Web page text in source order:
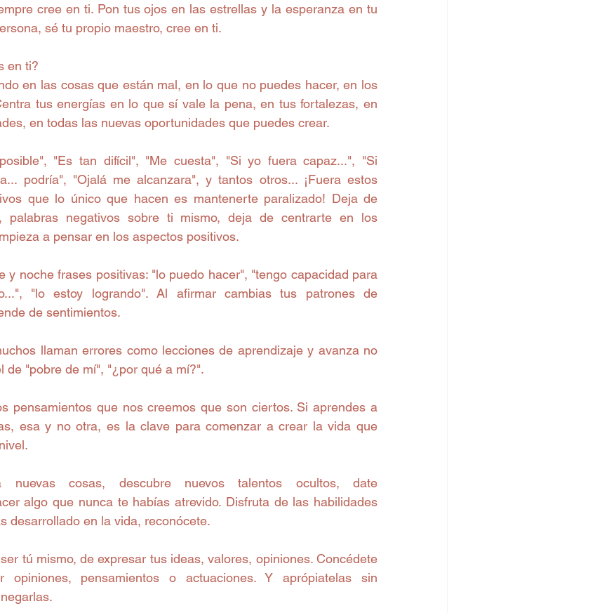
cree en ti. Pon tus ojos en las estrellas y la esperanza en tu
sé tu propio maestro, cree en ti.
en ti?
en las cosas que están mal, en lo que no puedes hacer, en los
tus energías en lo que sí vale la pena, en tus fortalezas, en
en todas las nuevas oportunidades que puedes crear.
"Es tan difícil", "Me cuesta", "Si yo fuera capaz...", "Si
podría", "Ojalá me alcanzara", y tantos otros... ¡Fuera estos
que lo único que hacen es mantenerte paralizado! Deja de
palabras negativos sobre ti mismo, deja de centrarte en los
a pensar en los aspectos positivos.
y noche frases positivas: "lo puedo hacer", "tengo capacidad para
"lo estoy logrando". Al afirmar cambias tus patrones de
de sentimientos.
llaman errores como lecciones de aprendizaje y avanza no
de "pobre de mí", "¿por qué a mí?".
pensamientos que nos creemos que son ciertos. Si aprendes a
esa y no otra, es la clave para comenzar a crear la vida que
nuevas cosas, descubre nuevos talentos ocultos, date
algo que nunca te habías atrevido. Disfruta de las habilidades
desarrollado en la vida, reconócete.
tú mismo, de expresar tus ideas, valores, opiniones. Concédete
pensamientos o actuaciones. Y aprópiatelas sin